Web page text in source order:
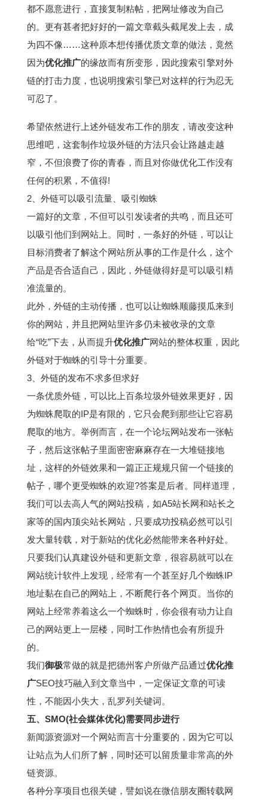
都不愿意进行，直接复制粘帖，把网址修改为自己
的。更有甚者把好好的一篇文章截头截尾发上去，成
为四不像……这种原本想传播优质文章的做法，竟然
因为优化推广的缘故而有所变形，因此搜索引擎对外
链的打击力度，也说明搜索引擎已对这样的行为忍无
可忍了。
希望依然进行上述外链发布工作的朋友，请改变这种
思维吧，这套制作垃圾外链的方法只会让路越走越
窄，不但浪费了你的青春，而且对你做优化工作没有
任何的积累，不值得!
2、外链可以吸引流量、吸引蜘蛛
一篇好的文章，不但可以引发读者的共鸣，而且还可
以吸引他们到网站上。同时，一条好的外链，可以让
目标消费者了解这个网站所从事的工作是什么，这个
产品是否合适自己，因此，外链做得好是可以吸引精
准流量的。
此外，外链的主动传播，也可以让蜘蛛顺藤摸瓜来到
你的网站，并且把网站里许多仍未被收录的文章
给“吃”下去，从而提升优化推广网站的整体权重，因此
外链对于蜘蛛的引导十分重要。
3、外链的发布不求多但求好
一条优质外链，可以比上百条垃圾外链效果更好，因
为蜘蛛爬取的IP是有限的，它只会爬到那些让它容易
爬取的地方。举例而言，在一个论坛网站发布一张帖
子，然后这张帖子里面密密麻麻存在一大堆链接地
址，这样的外链效果和一篇正正规规只留一个链接的
帖子，哪个更受蜘蛛的欢迎?答案是后者。同样道理，
我们可以去高人气的网站投稿，如A5站长网和站长之
家等的国内顶尖站长网站，只要成功投稿必然可以引
发大量转载，对于新站的优化必然能带来各种好处。
只要我们认真建设外链和更新文章，很容易就可以在
网站统计软件上发现，经常有一个甚至好几个蜘蛛IP
地址黏在自己的网站上，不断爬行各个网页。当你的
网站上经常养着这么一个蜘蛛时，你会很有动力让自
己的网站更上一层楼，同时工作热情也会有所提升
的。
我们御极常做的就是把德州客户所做产品通过优化推
广SEO技巧融入到文章当中，一定保证文章的可读
性，不能因小失大，乱罗列关键词。
五、SMO(社会媒体优化)需要同步进行
新闻源资源对一个网站而言十分重要的，因为它可以
让站点为人们所了解，同时还可以留质量非常高的外
链资源。
各种分享项目也很关键，譬如说在微信朋友圈转载网